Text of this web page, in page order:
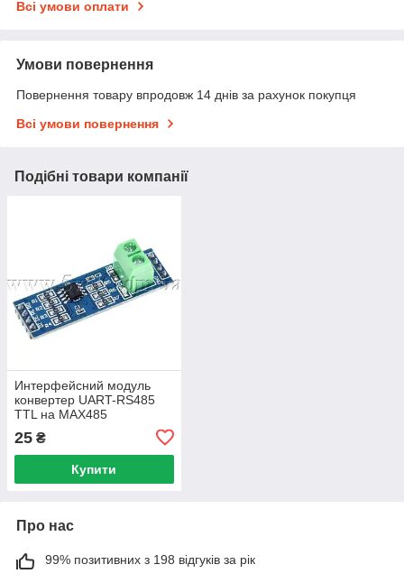
Всі умови оплати
Умови повернення
Повернення товару впродовж 14 днів за рахунок покупця
Всі умови повернення
Подібні товари компанії
Интерфейсний модуль
конвертер UART-RS485
TTL на MAX485
25 ₴
Купити
Про нас
99% позитивних з 198 відгуків за рік